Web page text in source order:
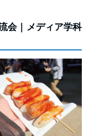
会｜メディア学科